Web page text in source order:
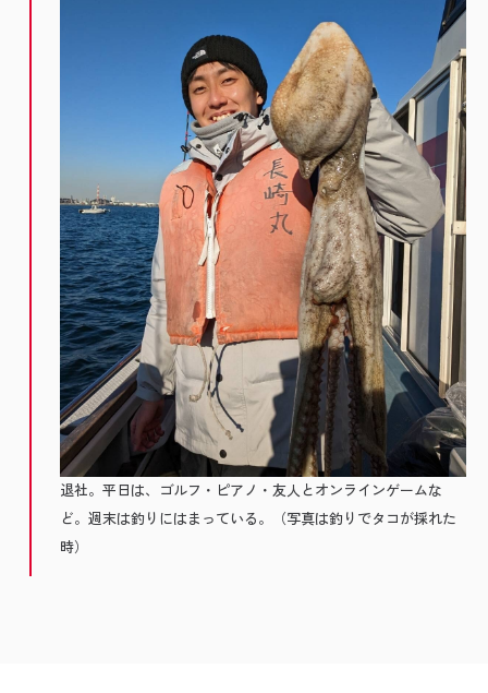
退社。平日は、ゴルフ・ピアノ・友人とオンラインゲームな
ど。週末は釣りにはまっている。（写真は釣りでタコが採れた
時）